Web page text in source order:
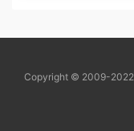
Copyright © 2009-2022